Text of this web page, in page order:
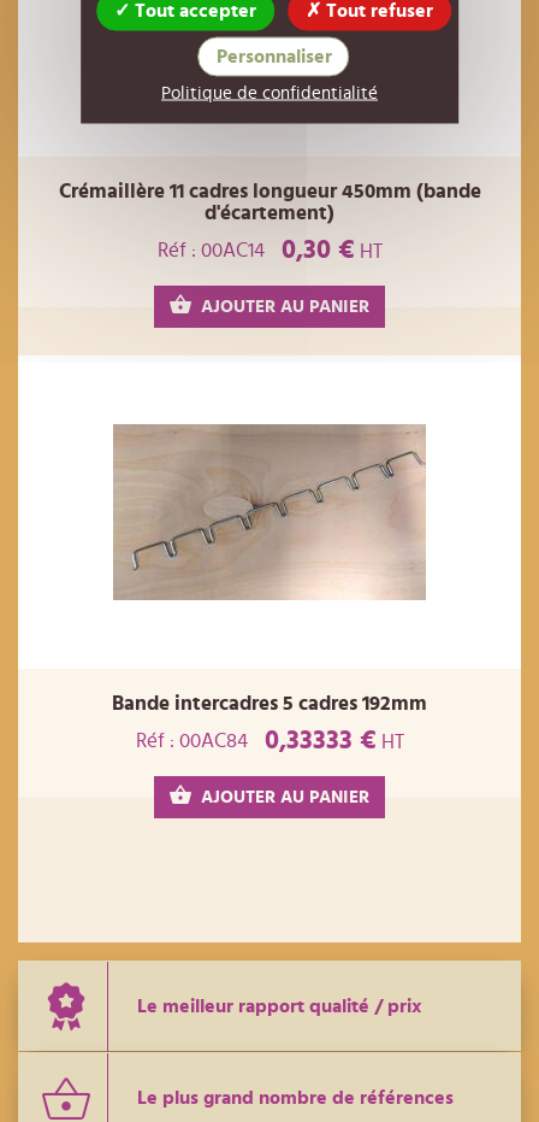
Crémaillère 11 cadres longueur 450mm (bande
d'écartement)
Réf : 00AC14
0,30 € HT
AJOUTER AU PANIER
Bande intercadres 5 cadres 192mm
Réf : 00AC84
0,33333 € HT
AJOUTER AU PANIER
Le meilleur rapport qualité / prix
Le plus grand nombre de références
Tout accepter Tout refuser
Personnaliser
Politique de confidentialité